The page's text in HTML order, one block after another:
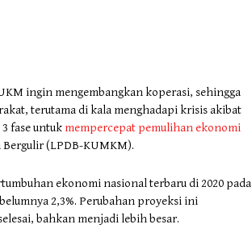
ingin mengembangkan koperasi, sehingga
terutama di kala menghadapi krisis akibat
fase untuk mempercepat pemulihan ekonomi
Bergulir (LPDB-KUMKM).
ekonomi nasional terbaru di 2020 pada
2,3%. Perubahan proyeksi ini
bahkan menjadi lebih besar.